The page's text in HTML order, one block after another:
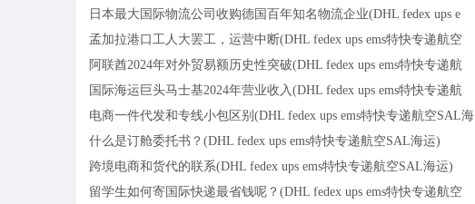
日本最大国际物流公司收购德国百年知名物流企业(DHL fedex ups e
孟加拉港口工人大罢工，运营中断(DHL fedex ups ems特快专递航空
阿联酋2024年对外贸易额历史性突破(DHL fedex ups ems特快专递航
国际海运巨头马士基2024年营业收入(DHL fedex ups ems特快专递航
电商一件代发和专线小包区别(DHL fedex ups ems特快专递航空SAL海
什么是订舱委托书？(DHL fedex ups ems特快专递航空SAL海运)
跨境电商和货代的联系(DHL fedex ups ems特快专递航空SAL海运)
留学生如何寄国际快递最省钱呢？(DHL fedex ups ems特快专递航空